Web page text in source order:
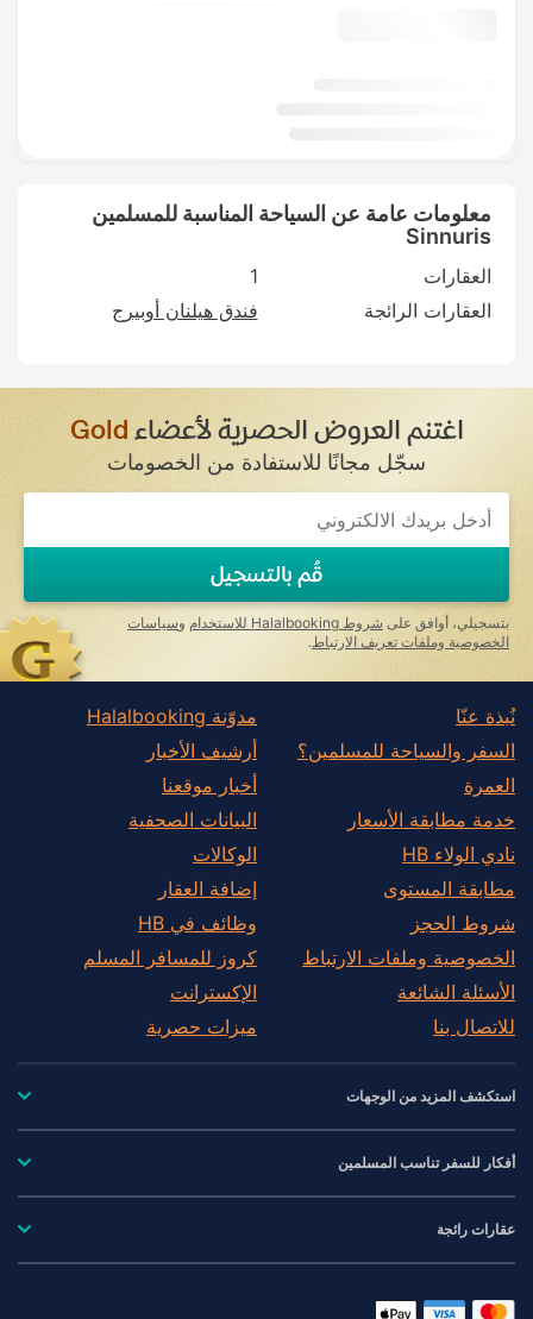
معلومات عامة عن السياحة المناسبة للمسلمين
Sinnuris
العقارات
1
العقارات الرائجة
فندق هيلنان أوبيرج
اغتنم العروض الحصرية لأعضاءGold
سجّل مجانًا للاستفادة من الخصومات
قُم بالتسجيل
بتسجيلي، أوافق على شروط Halalbooking للاستخدام وسياسات
الخصوصية وملفات تعريف الارتباط .
نُبذة عنّا
السفر والسياحة للمسلمين؟
العمرة
خدمة مطابقة الأسعار
نادي الولاء HB
مطابقة المستوى
شروط الحجز
الخصوصية وملفات الارتباط
الأسئلة الشائعة
للاتصال بنا
مدوّنة Halalbooking
أرشيف الأخبار
أخبار موقعنا
البيانات الصحفية
الوكالات
إضافة العقار
وظائف في HB
كروز للمسافر المسلم
الإكسترانت
ميزات حصرية
استكشف المزيد من الوجهات
أفكار للسفر تناسب المسلمين
عقارات رائجة